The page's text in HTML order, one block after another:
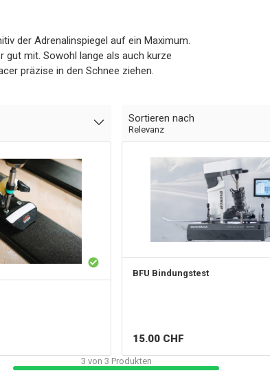
der Adrenalinspiegel auf ein Maximum.
gut mit. Sowohl lange als auch kurze
präzise in den Schnee ziehen.
Sortieren nach
Relevanz
BFU Bindungstest
15.00 CHF
3 von 3 Produkten